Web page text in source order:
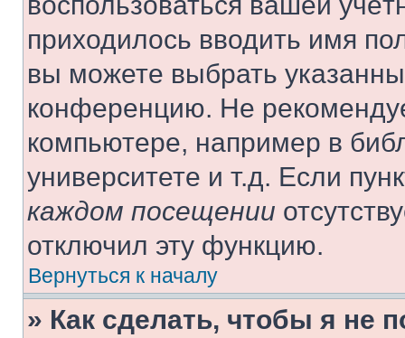
приходилось вводить имя
вы можете выбрать
конференцию. Не
компьютере, например в
университете и т.д. Если
каждом посещении
отключил эту функцию.
Вернуться к началу
» Как сделать, чтобы я не